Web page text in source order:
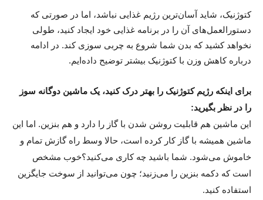
کتوژنیک، شاید آسان‌ترین رژیم غذایی نباشد، اما در صورتی که
دستورالعمل‌های آن را در برنامه غذایی خود ایجاد کنید، طولی
نخواهد کشید که بدن شما شروع به چربی سوزی کند. در ادامه
درباره کاهش وزن با کتوژنیک بیشتر توضیح داده‌ایم.
برای اینکه رژیم کتوژنیک را بهتر درک کنید، یک ماشین دوگانه سوز
را در نظر بگیرید:
این ماشین هم قابلیت روشن شدن با گاز را دارد و هم بنزین. اما این
ماشین همیشه با گاز کار کرده است، حالا وسط راه گازش تمام و
خاموش می‌‌شود. شما باشید چه کاری می‌کنید؟خوب مشخص
است که دکمه‌ بنزین را می‌زنید؛ چون می‌توانید از سوخت جایگزین
استفاده کنید.